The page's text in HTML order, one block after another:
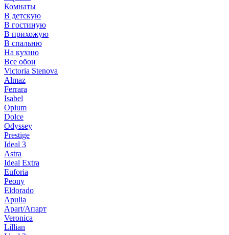
Комнаты
В детскую
В гостиную
В прихожую
В спальню
На кухню
Все обои
Victoria Stenova
Almaz
Ferrara
Isabel
Opium
Dolce
Odyssey
Prestige
Ideal 3
Astra
Ideal Extra
Euforia
Peony
Eldorado
Apulia
Apart/Апарт
Veronica
Lillian